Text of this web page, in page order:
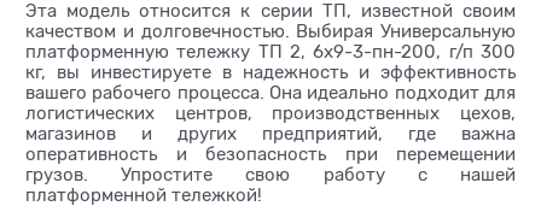
Эта модель относится к серии ТП, известной своим
качеством и долговечностью. Выбирая Универсальную
платформенную тележку ТП 2, 6х9-3-пн-200, г/п 300
кг, вы инвестируете в надежность и эффективность
вашего рабочего процесса. Она идеально подходит для
логистических центров, производственных цехов,
магазинов и других предприятий, где важна
оперативность и безопасность при перемещении
грузов. Упростите свою работу с нашей
платформенной тележкой!